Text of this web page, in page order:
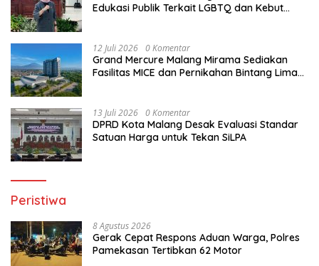
Edukasi Publik Terkait LGBTQ dan Kebut
12 Juli 2026 0 Komentar
Grand Mercure Malang Mirama Sediakan
Fasilitas MICE dan Pernikahan Bintang Lima
13 Juli 2026 0 Komentar
DPRD Kota Malang Desak Evaluasi Standar
Satuan Harga untuk Tekan SiLPA
Peristiwa
8 Agustus 2026
Gerak Cepat Respons Aduan Warga, Polres
Pamekasan Tertibkan 62 Motor